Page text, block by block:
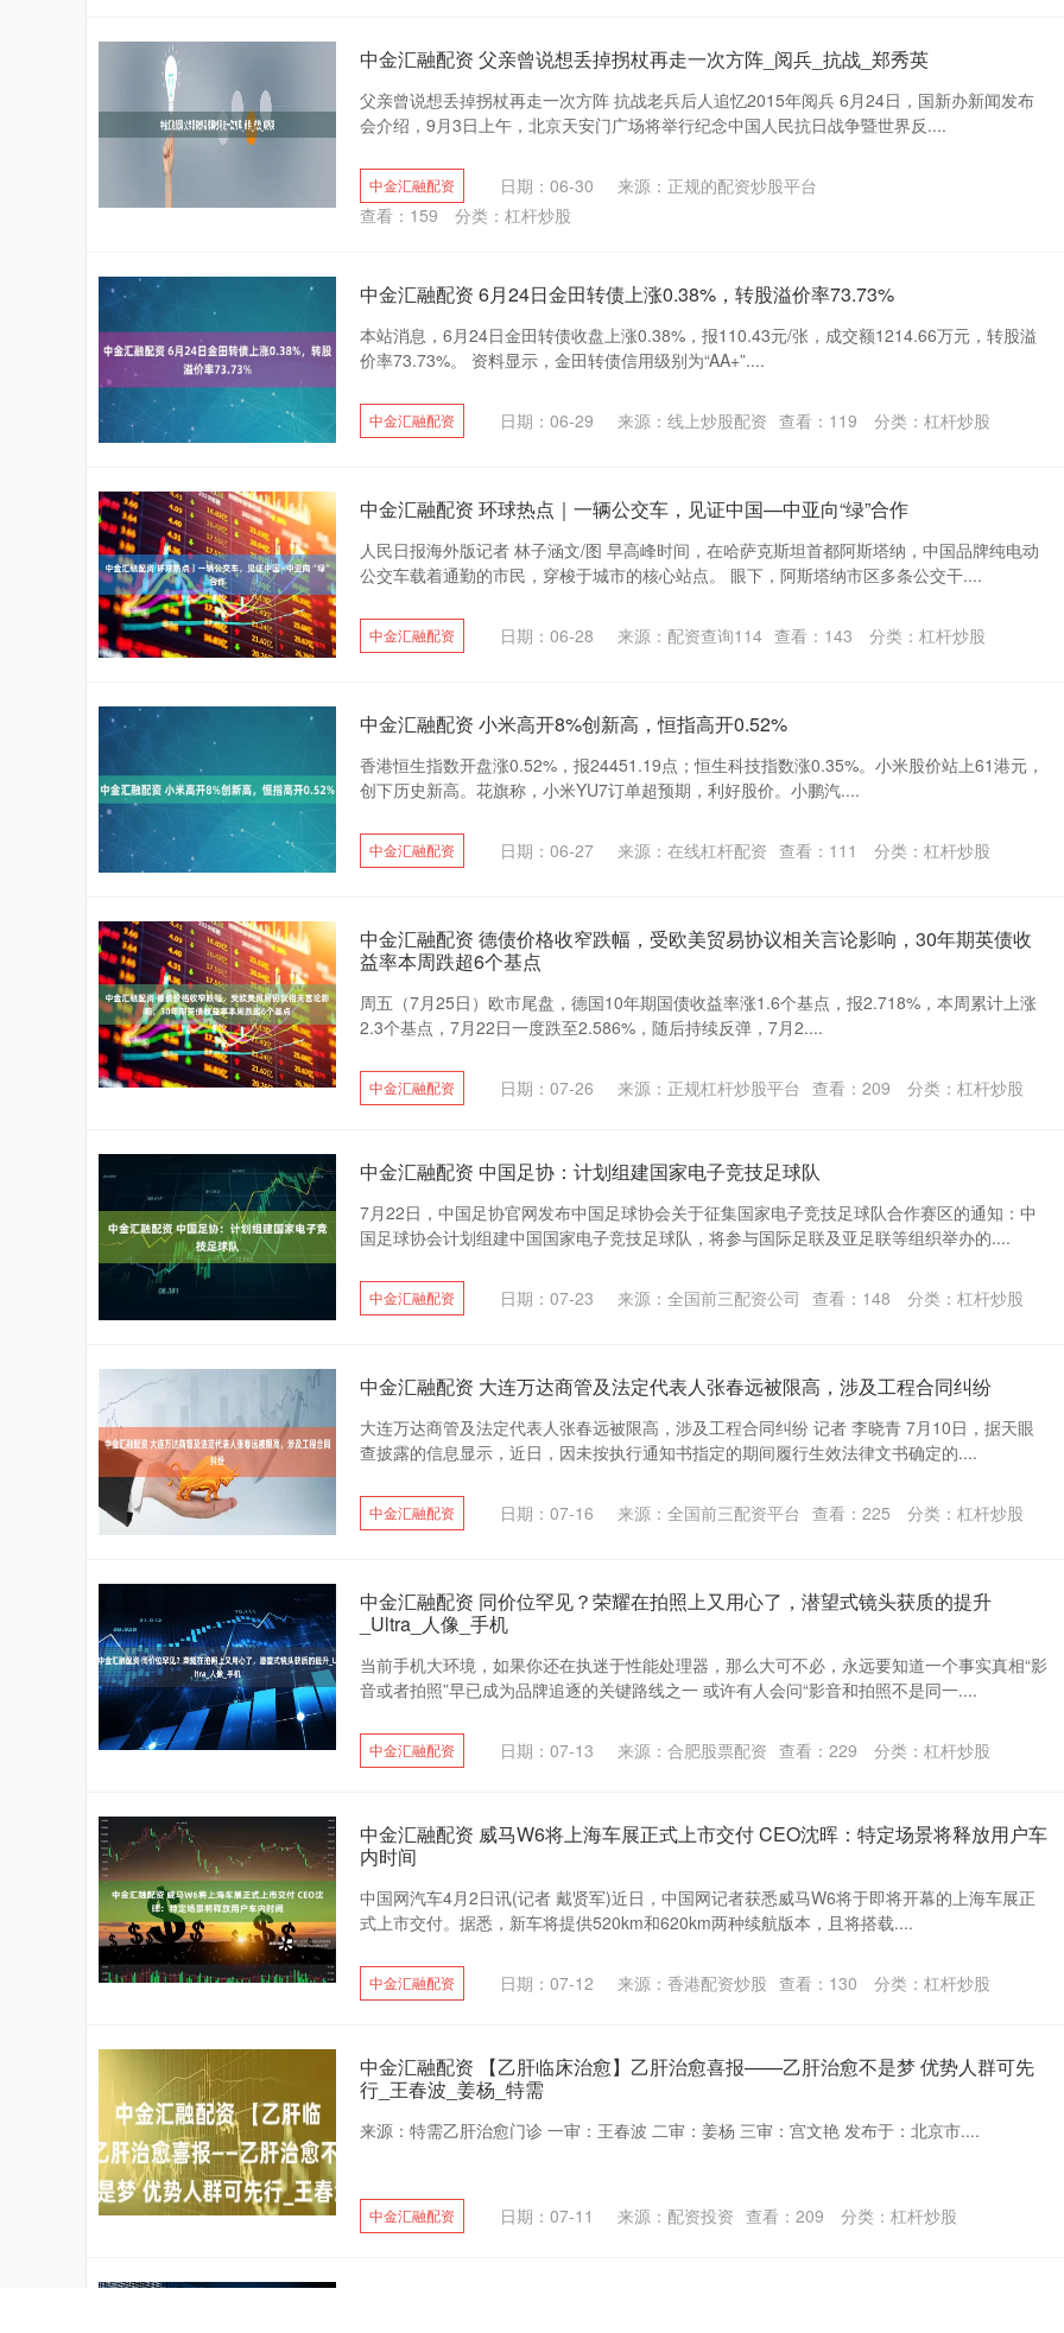
中金汇融配资 父亲曾说想丢掉拐杖再走一次方阵_阅兵_抗战_郑秀英
父亲曾说想丢掉拐杖再走一次方阵 抗战老兵后人追忆2015年阅兵 6月24日，国新办新闻发布
会介绍，9月3日上午，北京天安门广场将举行纪念中国人民抗日战争暨世界反....
中金汇融配资 日期：06-30
来源：正规的配资炒股平台
查看： 159 分类： 杠杆炒股
中金汇融配资 6月24日金田转债上涨0.38%，转股溢价率73.73%
本站消息，6月24日金田转债收盘上涨0.38%，报110.43元/张，成交额1214.66万元，转股溢
价率73.73%。 资料显示，金田转债信用级别为“AA+”....
中金汇融配资 日期：06-29 来源：线上炒股配资 查看： 119 分类： 杠杆炒股
中金汇融配资 环球热点｜一辆公交车，见证中国—中亚向“绿”合作
人民日报海外版记者 林子涵文/图 早高峰时间，在哈萨克斯坦首都阿斯塔纳，中国品牌纯电动
公交车载着通勤的市民，穿梭于城市的核心站点。 眼下，阿斯塔纳市区多条公交干....
中金汇融配资 日期：06-28 来源：配资查询114 查看： 143 分类： 杠杆炒股
中金汇融配资 小米高开8%创新高，恒指高开0.52%
香港恒生指数开盘涨0.52%，报24451.19点；恒生科技指数涨0.35%。小米股价站上61港元，
创下历史新高。花旗称，小米YU7订单超预期，利好股价。小鹏汽....
中金汇融配资 日期：06-27 来源：在线杠杆配资 查看： 111 分类： 杠杆炒股
中金汇融配资 德债价格收窄跌幅，受欧美贸易协议相关言论影响，30年期英债收
益率本周跌超6个基点
周五（7月25日）欧市尾盘，德国10年期国债收益率涨1.6个基点，报2.718%，本周累计上涨
2.3个基点，7月22日一度跌至2.586%，随后持续反弹，7月2....
中金汇融配资 日期：07-26 来源：正规杠杆炒股平台 查看： 209 分类： 杠杆炒股
中金汇融配资 中国足协：计划组建国家电子竞技足球队
7月22日，中国足协官网发布中国足球协会关于征集国家电子竞技足球队合作赛区的通知：中
国足球协会计划组建中国国家电子竞技足球队，将参与国际足联及亚足联等组织举办的....
中金汇融配资 日期：07-23 来源：全国前三配资公司 查看： 148 分类： 杠杆炒股
中金汇融配资 大连万达商管及法定代表人张春远被限高，涉及工程合同纠纷
大连万达商管及法定代表人张春远被限高，涉及工程合同纠纷 记者 李晓青 7月10日，据天眼
查披露的信息显示，近日，因未按执行通知书指定的期间履行生效法律文书确定的....
中金汇融配资 日期：07-16 来源：全国前三配资平台 查看： 225 分类： 杠杆炒股
中金汇融配资 同价位罕见？荣耀在拍照上又用心了，潜望式镜头获质的提升
_Ultra_人像_手机
当前手机大环境，如果你还在执迷于性能处理器，那么大可不必，永远要知道一个事实真相“影
音或者拍照”早已成为品牌追逐的关键路线之一 或许有人会问“影音和拍照不是同一....
中金汇融配资 日期：07-13 来源：合肥股票配资 查看： 229 分类： 杠杆炒股
中金汇融配资 威马W6将上海车展正式上市交付 CEO沈晖：特定场景将释放用户车
内时间
中国网汽车4月2日讯(记者 戴贤军)近日，中国网记者获悉威马W6将于即将开幕的上海车展正
式上市交付。据悉，新车将提供520km和620km两种续航版本，且将搭载....
中金汇融配资 日期：07-12 来源：香港配资炒股 查看： 130 分类： 杠杆炒股
中金汇融配资 【乙肝临床治愈】乙肝治愈喜报——乙肝治愈不是梦 优势人群可先
行_王春波_姜杨_特需
来源：特需乙肝治愈门诊 一审：王春波 二审：姜杨 三审：宫文艳 发布于：北京市....
中金汇融配资 日期：07-11 来源：配资投资 查看： 209 分类： 杠杆炒股